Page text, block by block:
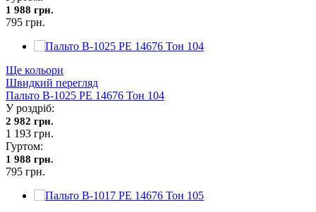
1 988 грн.
795 грн.
Ще кольори
Швидкий перегляд
Пальто В-1025 PE 14676 Тон 104
У роздріб:
2 982 грн.
1 193 грн.
Гуртом:
1 988 грн.
795 грн.